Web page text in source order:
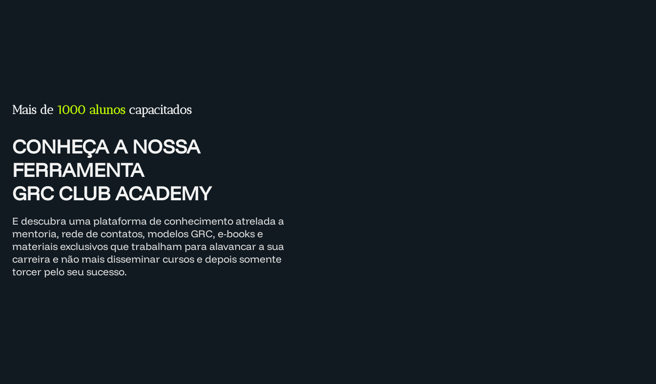
Mais de 1000 alunos capacitados
CONHEÇA A NOSSA
FERRAMENTA
GRC CLUB ACADEMY
E descubra uma plataforma de conhecimento atrelada a
mentoria, rede de contatos, modelos GRC, e-books e
materiais exclusivos que trabalham para alavancar a sua
carreira e não mais disseminar cursos e depois somente
torcer pelo seu sucesso.